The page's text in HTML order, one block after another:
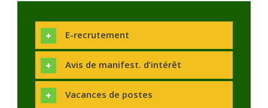
E-recrutement
Avis de manifest. d’intérêt
Vacances de postes